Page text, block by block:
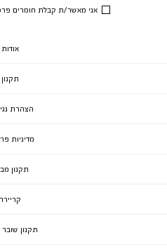
אני מאשר/ת קבלת חומרים
אודות
תקנון
הצהרת
מדיניות
תקנון
קריירה
תקנון